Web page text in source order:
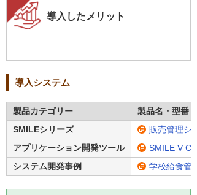
導入したメリット
導入システム
製品カテゴリー
製品名・型番
SMILEシリーズ
販売管理シ
アプリケーション開発ツール
SMILE V
システム開発事例
学校給食管